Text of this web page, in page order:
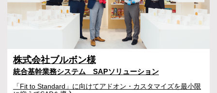
株式会社ブルボン様
統合基幹業務システム SAPソリューション
「Fit to Standard」に向けてアドオン・カスタマイズを最小限